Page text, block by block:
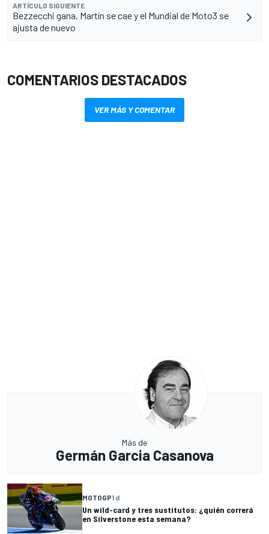
ARTÍCULO SIGUIENTE
Bezzecchi gana, Martín se cae y el Mundial de Moto3 se
ajusta de nuevo
COMENTARIOS DESTACADOS
VER MÁS Y COMENTAR
Más de
Germán Garcia Casanova
MOTOGP1 d
Un wild-card y tres sustitutos: ¿quién correrá
en Silverstone esta semana?